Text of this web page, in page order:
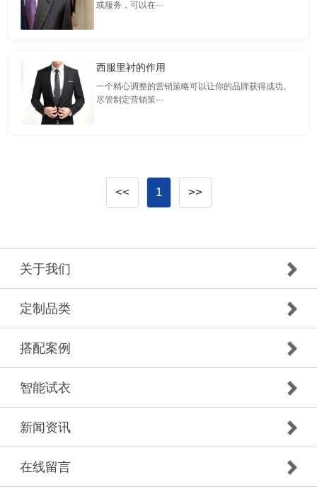
或服务，可以在···
西服里衬的作用
一个精心调整的营销策略可以让你的品牌获得成功。
尽管制定营销策···
<< 1 >>
关于我们
定制品类
搭配案例
智能试衣
新闻资讯
在线留言